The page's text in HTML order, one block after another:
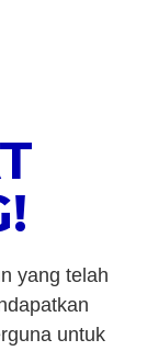
yang telah
untuk